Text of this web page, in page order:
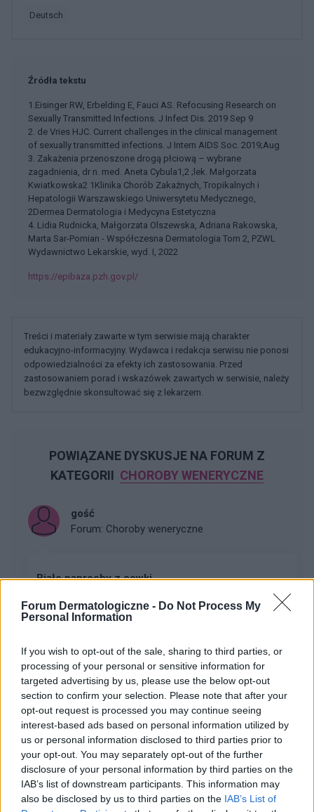
Forum Dermatologiczne - Do Not Process My
Personal Information
If you wish to opt-out of the sale, sharing to third parties, or
processing of your personal or sensitive information for
targeted advertising by us, please use the below opt-out
section to confirm your selection. Please note that after your
opt-out request is processed you may continue seeing
interest-based ads based on personal information utilized by
us or personal information disclosed to third parties prior to
your opt-out. You may separately opt-out of the further
disclosure of your personal information by third parties on the
IAB’s list of downstream participants. This information may
also be disclosed by us to third parties on the IAB’s List of
deutsch
Źródła tekstu
1.Eisinger RW, Erbelding E, Fauci AS. Refocusing Research on
Sexually Transmitted Infections. J Infect Dis. 2019 Sep 9
2. de Vries HJC. Current challenges in the clinical management
of sexually transmitted infections. J Intern AIDS Soc. 2019;Aug
3. Zakażenia przenoszone drogą płciową – wybrane
zagadnienia, dr n. med. Aneta Cybula1,2 ;lek. Małgorzata
Kwiatkowska2 1Klinika Chorób Zakaźnych, Tropikalnych i
Hepatologii Warszawskiego Uniwersytetu Medycznego,
2Dermea Dermatologia i Medycyna Estetyczna
4. Lidia Rudnicka, Małgorzata Olszewska, Adriana Rakowska,
Marta Sar-Pomian - Współczesna Dermatologia Tom 2, PZWL
Wydawnictwo Lekarskie, wyd. I, 2022
https://epibaza.pzh.gov.pl/
Treści i materiały zawarte w tym serwisie mają charakter
edukacyjno-informacyjny. Wydawca i redakcja serwisu nie ponosi
odpowiedzialności za efekty ich zastosowania. Przed
zastosowaniem porad i wskazówek zawartych w serwisie, należy
bezwzględnie skonsultować się z lekarzem.
POWIĄZANE DYSKUSJE NA FORUM Z
KATEGORII CHOROBY WENERYCZNE
gość
Forum: Choroby weneryczne
Białe paprochy z cewki
Obserwuję to od jakiegoś czasu że czasami takie coś
bartasx
Forum:Choroby weneryczne
Co to może być?
Witam, jak w temacie. Co to może być? Nie szczypie
ani nie swędzi, higiena jest. Na tę chwilę używam
kremu antygrzybiczego. Ale niepokoi mnie to. Lat 37,
pozdrawiam.